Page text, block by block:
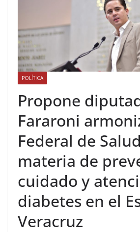
POLÍTICA
Propone
Fararoni
Federal de
materia de
cuidado y
diabetes en el
Veracruz